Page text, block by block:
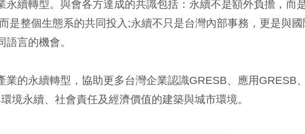
永續轉型。與會各方達成的共識包括：永續不是額外負擔，而
是整個生態系的共同投入;永續不只是台灣內部事務，更是與國
言的機會。
業的永續轉型，協助更多台灣企業認識GRESB、應用GRESB
境永續、社會責任及經濟價值的建築與城市環境。